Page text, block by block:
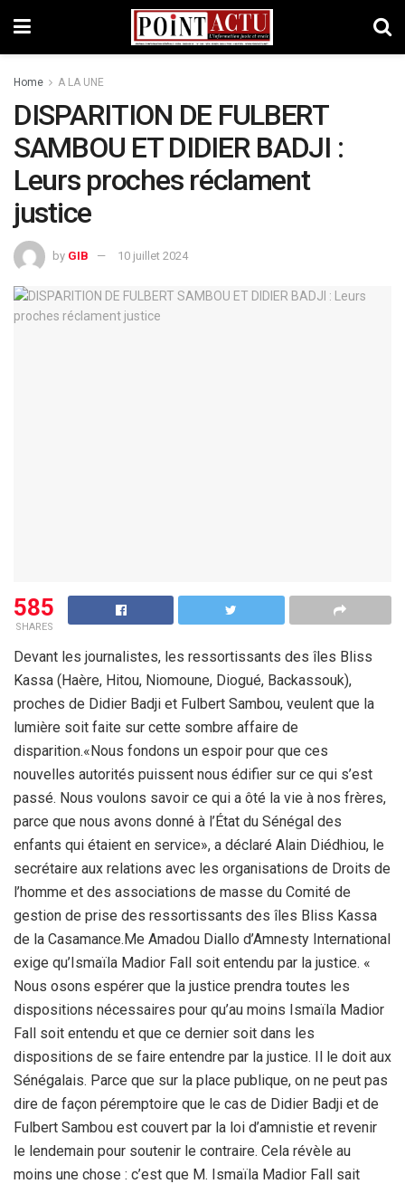
Home A LA UNE
DISPARITION DE FULBERT
SAMBOU ET DIDIER BADJI :
Leurs proches réclament
justice
by GIB 10 juillet 2024
585
SHARES
Devant les journalistes, les ressortissants des îles Bliss
Kassa (Haère, Hitou, Niomoune, Diogué, Backassouk),
proches de Didier Badji et Fulbert Sambou, veulent que la
lumière soit faite sur cette sombre affaire de
disparition.«Nous fondons un espoir pour que ces
nouvelles autorités puissent nous édifier sur ce qui s’est
passé. Nous voulons savoir ce qui a ôté la vie à nos frères,
parce que nous avons donné à l’État du Sénégal des
enfants qui étaient en service», a déclaré Alain Diédhiou, le
secrétaire aux relations avec les organisations de Droits de
l’homme et des associations de masse du Comité de
gestion de prise des ressortissants des îles Bliss Kassa
de la Casamance.Me Amadou Diallo d’Amnesty International
exige qu’Ismaïla Madior Fall soit entendu par la justice. «
Nous osons espérer que la justice prendra toutes les
dispositions nécessaires pour qu’au moins Ismaïla Madior
Fall soit entendu et que ce dernier soit dans les
dispositions de se faire entendre par la justice. Il le doit aux
Sénégalais. Parce que sur la place publique, on ne peut pas
dire de façon péremptoire que le cas de Didier Badji et de
Fulbert Sambou est couvert par la loi d’amnistie et revenir
le lendemain pour soutenir le contraire. Cela révèle au
moins une chose : c’est que M. Ismaïla Madior Fall sait